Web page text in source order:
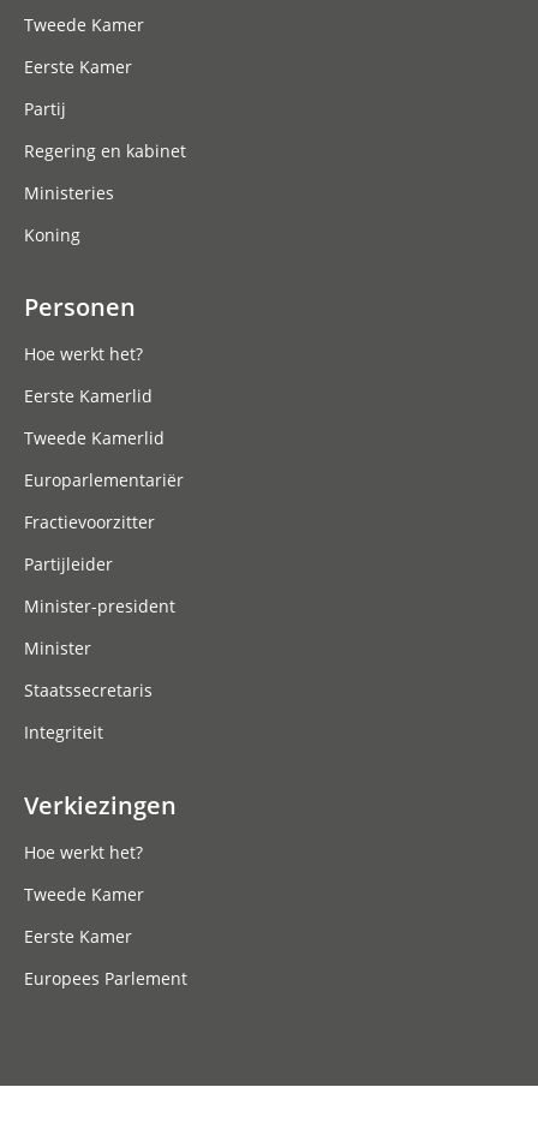
Tweede Kamer
Eerste Kamer
Partij
Regering en kabinet
Ministeries
Koning
Personen
Hoe werkt het?
Eerste Kamerlid
Tweede Kamerlid
Europarlementariër
Fractievoorzitter
Partijleider
Minister-president
Minister
Staatssecretaris
Integriteit
Verkiezingen
Hoe werkt het?
Tweede Kamer
Eerste Kamer
Europees Parlement